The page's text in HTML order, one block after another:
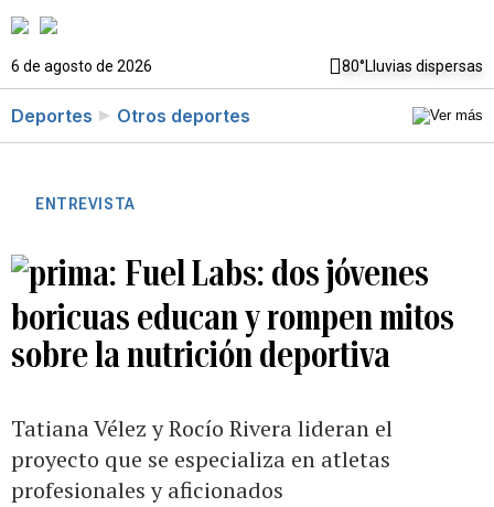
6 de agosto de 2026 80°Lluvias dispersas
Deportes Otros deportes
ENTREVISTA
Fuel Labs: dos jóvenes
boricuas educan y rompen mitos
sobre la nutrición deportiva
Tatiana Vélez y Rocío Rivera lideran el
proyecto que se especializa en atletas
profesionales y aficionados